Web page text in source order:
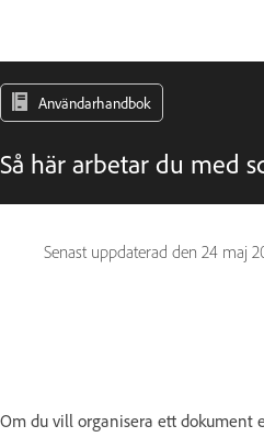
Användarhandbok
Så här arbetar du med
Senast uppdaterad den 24 maj
Om du vill organisera ett dokument